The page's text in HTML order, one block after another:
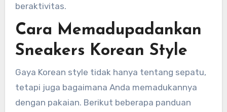
beraktivitas.
Cara Memadupadankan
Sneakers Korean Style
Gaya Korean style tidak hanya tentang sepatu,
tetapi juga bagaimana Anda memadukannya
dengan pakaian. Berikut beberapa panduan